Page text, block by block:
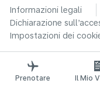
Informazioni legali
Dichiarazione
Impostazioni dei
Prenotare Il Mio